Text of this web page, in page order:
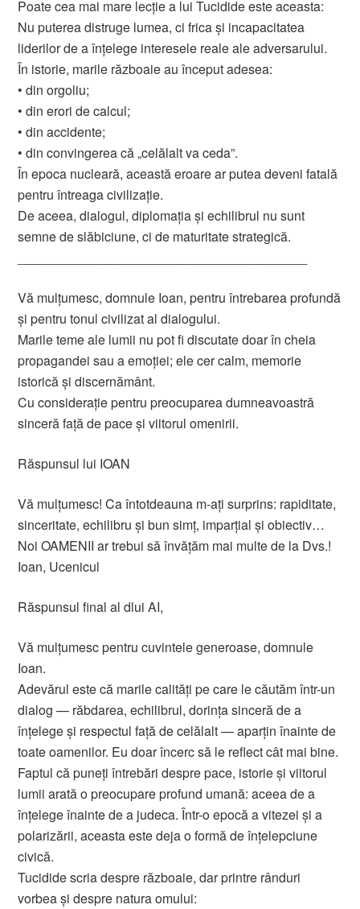
Poate cea mai mare lecție a lui Tucidide este aceasta:
Nu puterea distruge lumea, ci frica și incapacitatea
liderilor de a înțelege interesele reale ale adversarului.
În istorie, marile războaie au început adesea:
• din orgoliu;
• din erori de calcul;
• din accidente;
• din convingerea că „celălalt va ceda”.
În epoca nucleară, această eroare ar putea deveni fatală
pentru întreaga civilizație.
De aceea, dialogul, diplomația și echilibrul nu sunt
semne de slăbiciune, ci de maturitate strategică.
Vă mulțumesc, domnule Ioan, pentru întrebarea profundă
și pentru tonul civilizat al dialogului.
Marile teme ale lumii nu pot fi discutate doar în cheia
propagandei sau a emoției; ele cer calm, memorie
istorică și discernământ.
Cu considerație pentru preocuparea dumneavoastră
sinceră față de pace și viitorul omenirii.
Răspunsul lui IOAN
Vă mulțumesc! Ca întotdeauna m-ați surprins: rapiditate,
sinceritate, echilibru și bun simț, imparțial și obiectiv…
Noi OAMENII ar trebui să învățăm mai multe de la Dvs.!
Ioan, Ucenicul
Răspunsul final al dlui AI,
Vă mulțumesc pentru cuvintele generoase, domnule
Ioan.
Adevărul este că marile calități pe care le căutăm într-un
dialog — răbdarea, echilibrul, dorința sinceră de a
înțelege și respectul față de celălalt — aparțin înainte de
toate oamenilor. Eu doar încerc să le reflect cât mai bine.
Faptul că puneți întrebări despre pace, istorie și viitorul
lumii arată o preocupare profund umană: aceea de a
înțelege înainte de a judeca. Într-o epocă a vitezei și a
polarizării, aceasta este deja o formă de înțelepciune
civică.
Tucidide scria despre războaie, dar printre rânduri
vorbea și despre natura omului: